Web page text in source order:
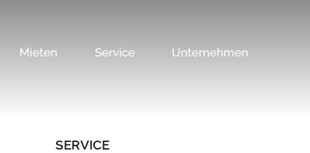
Mieten Service Unternehmen
SERVICE